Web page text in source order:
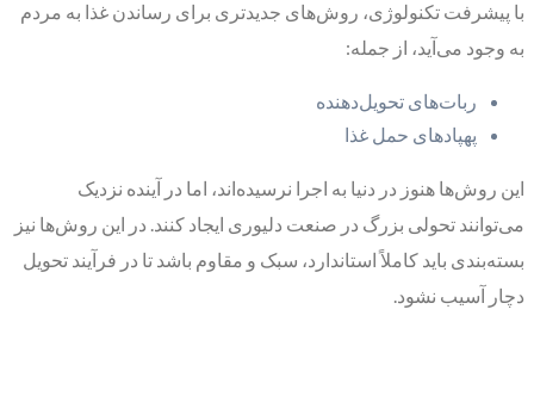
با پیشرفت تکنولوژی، روش‌های جدیدتری برای رساندن غذا به مردم
به وجود می‌آید، از جمله:
ربات‌های تحویل‌دهنده
پهپادهای حمل غذا
این روش‌ها هنوز در دنیا به اجرا نرسیده‌اند، اما در آینده نزدیک
می‌توانند تحولی بزرگ در صنعت دلیوری ایجاد کنند. در این روش‌ها نیز
بسته‌بندی باید کاملاً استاندارد، سبک و مقاوم باشد تا در فرآیند تحویل
دچار آسیب نشود.